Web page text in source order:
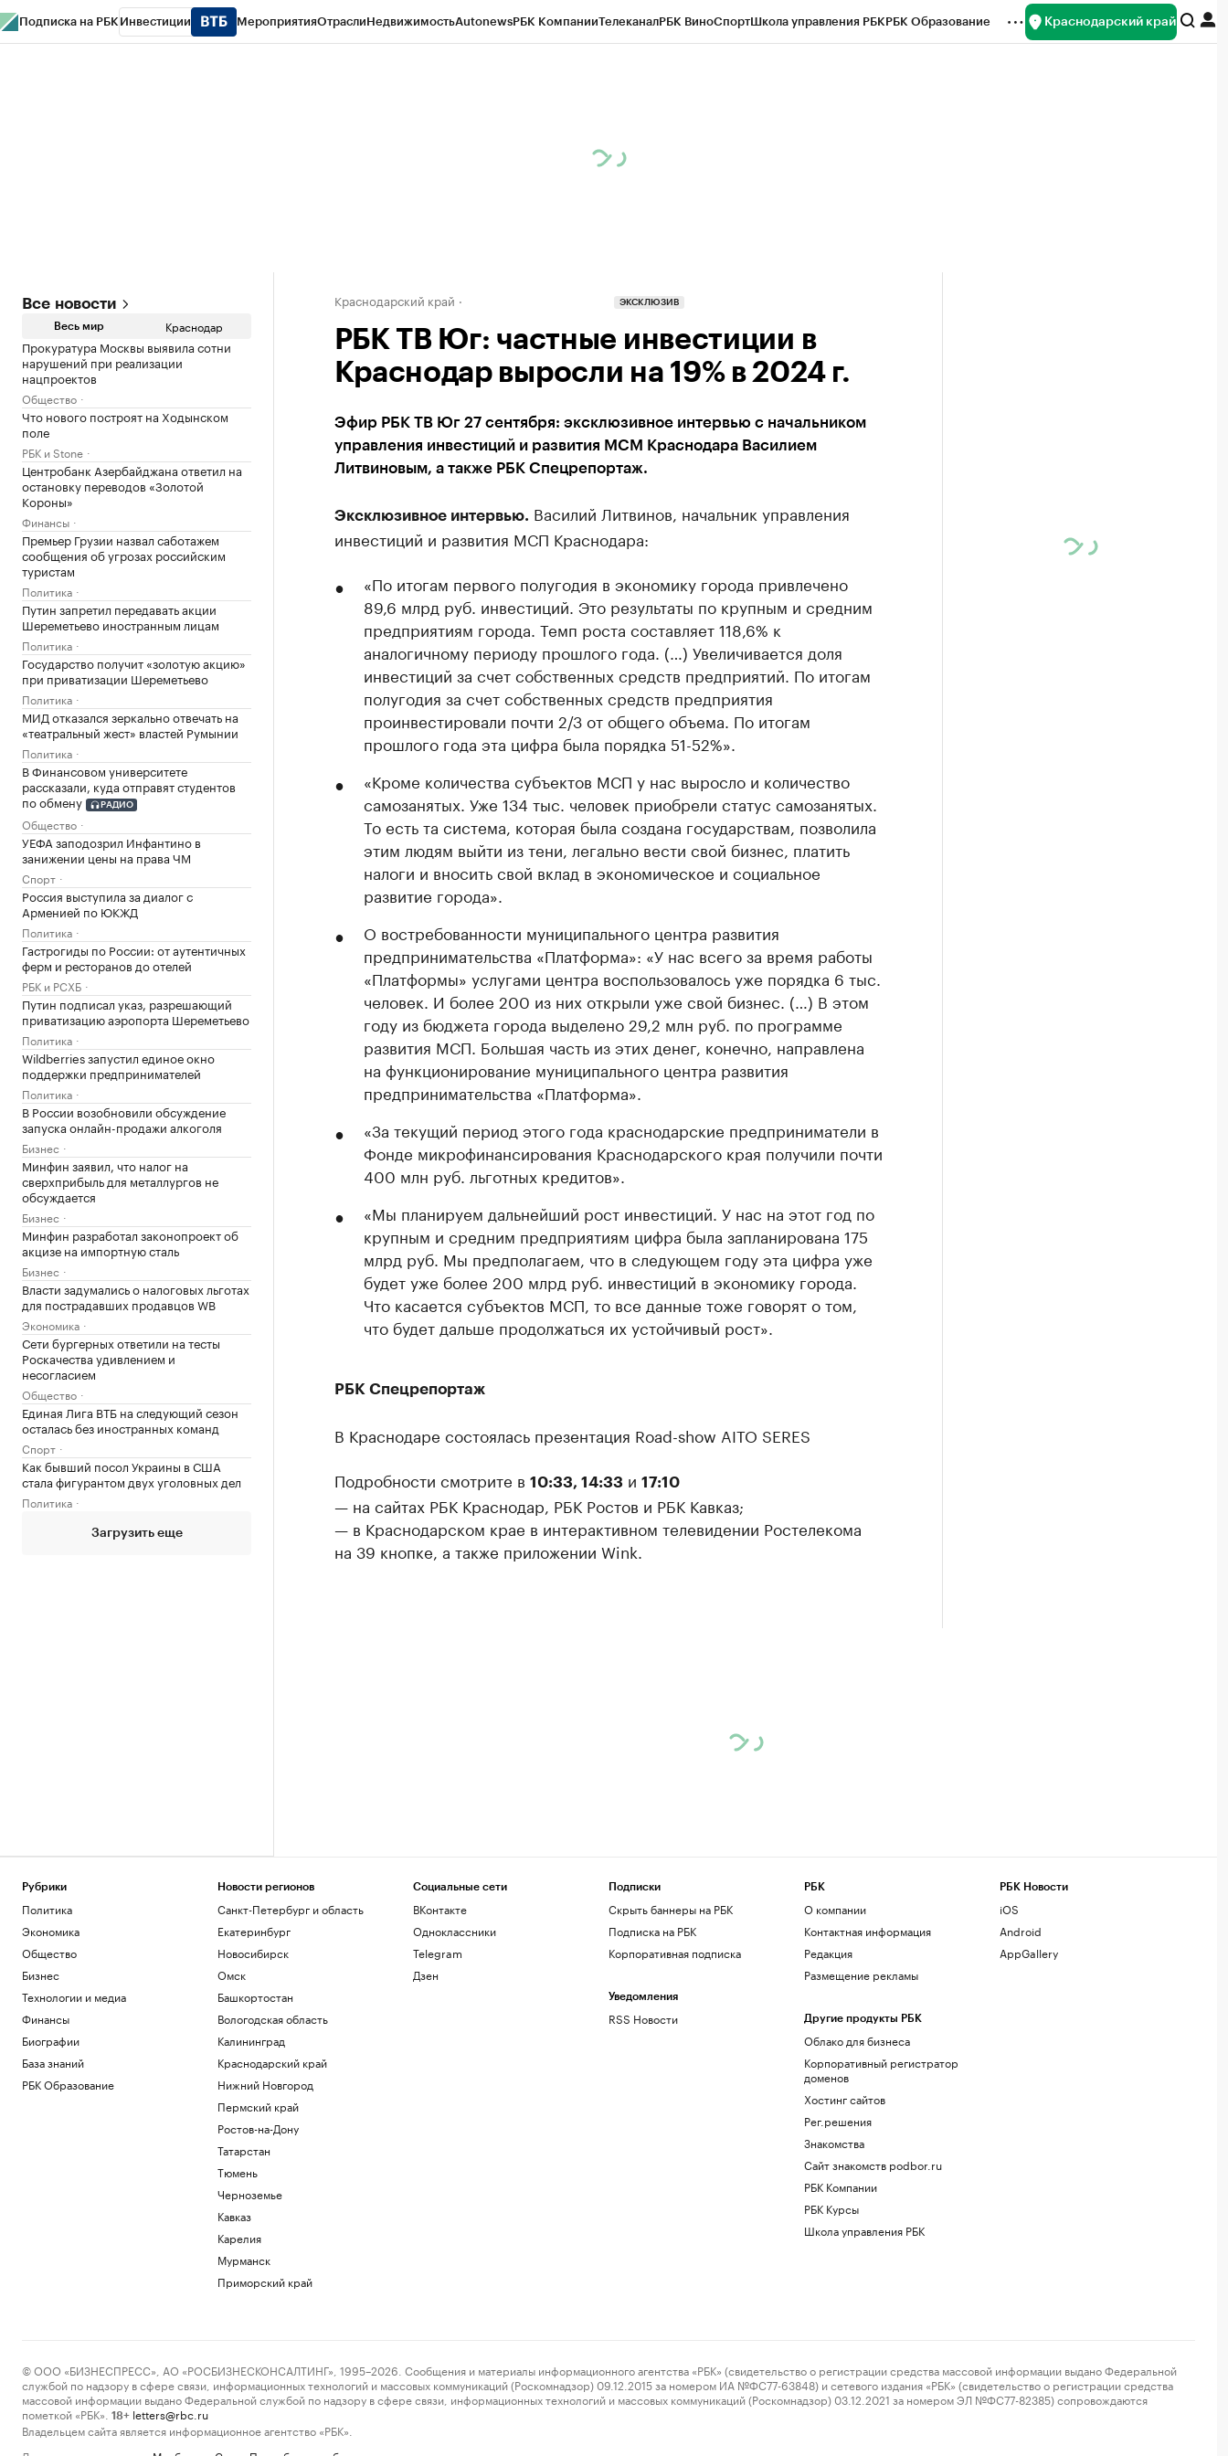
Подписка на РБК Инвестиции МероприятияОтраслиНедвижимостьAutonewsРБК КомпанииТелеканалРБК ВиноСпортШкола управления РБКРБК Образование Краснодарский край
Все новости
Весь мир Краснодар
Прокуратура Москвы выявила сотни
нарушений при реализации
нацпроектов
Общество
Что нового построят на Ходынском
поле
РБК и Stone
Центробанк Азербайджана ответил на
остановку переводов «Золотой
Короны»
Финансы
Премьер Грузии назвал саботажем
сообщения об угрозах российским
туристам
Политика
Путин запретил передавать акции
Шереметьево иностранным лицам
Политика
Государство получит «золотую акцию»
при приватизации Шереметьево
Политика
МИД отказался зеркально отвечать на
«театральный жест» властей Румынии
Политика
В Финансовом университете
рассказали, куда отправят студентов
по обмену
РАДИО
Общество
УЕФА заподозрил Инфантино в
занижении цены на права ЧМ
Спорт
Россия выступила за диалог с
Арменией по ЮКЖД
Политика
Гастрогиды по России: от аутентичных
ферм и ресторанов до отелей
РБК и РСХБ
Путин подписал указ, разрешающий
приватизацию аэропорта Шереметьево
Политика
Wildberries запустил единое окно
поддержки предпринимателей
Политика
В России возобновили обсуждение
запуска онлайн-продажи алкоголя
Бизнес
Минфин заявил, что налог на
сверхприбыль для металлургов не
обсуждается
Бизнес
Минфин разработал законопроект об
акцизе на импортную сталь
Бизнес
Власти задумались о налоговых льготах
для пострадавших продавцов WB
Экономика
Сети бургерных ответили на тесты
Роскачества удивлением и
несогласием
Общество
Единая Лига ВТБ на следующий сезон
осталась без иностранных команд
Спорт
Как бывший посол Украины в США
стала фигурантом двух уголовных дел
Политика
Загрузить еще
Краснодарский край ЭКСКЛЮЗИВ
РБК ТВ Юг: частные инвестиции в
Краснодар выросли на 19% в 2024 г.
Эфир РБК ТВ Юг 27 сентября: эксклюзивное интервью с начальником
управления инвестиций и развития МСМ Краснодара Василием
Литвиновым, а также РБК Спецрепортаж.
Эксклюзивное интервью. Василий Литвинов, начальник управления
инвестиций и развития МСП Краснодара:
«По итогам первого полугодия в экономику города привлечено
89,6 млрд руб. инвестиций. Это результаты по крупным и средним
предприятиям города. Темп роста составляет 118,6% к
аналогичному периоду прошлого года. (…) Увеличивается доля
инвестиций за счет собственных средств предприятий. По итогам
полугодия за счет собственных средств предприятия
проинвестировали почти 2/3 от общего объема. По итогам
прошлого года эта цифра была порядка 51-52%».
«Кроме количества субъектов МСП у нас выросло и количество
самозанятых. Уже 134 тыс. человек приобрели статус самозанятых.
То есть та система, которая была создана государствам, позволила
этим людям выйти из тени, легально вести свой бизнес, платить
налоги и вносить свой вклад в экономическое и социальное
развитие города».
О востребованности муниципального центра развития
предпринимательства «Платформа»: «У нас всего за время работы
«Платформы» услугами центра воспользовалось уже порядка 6 тыс.
человек. И более 200 из них открыли уже свой бизнес. (…) В этом
году из бюджета города выделено 29,2 млн руб. по программе
развития МСП. Большая часть из этих денег, конечно, направлена
на функционирование муниципального центра развития
предпринимательства «Платформа».
«За текущий период этого года краснодарские предприниматели в
Фонде микрофинансирования Краснодарского края получили почти
400 млн руб. льготных кредитов».
«Мы планируем дальнейший рост инвестиций. У нас на этот год по
крупным и средним предприятиям цифра была запланирована 175
млрд руб. Мы предполагаем, что в следующем году эта цифра уже
будет уже более 200 млрд руб. инвестиций в экономику города.
Что касается субъектов МСП, то все данные тоже говорят о том,
что будет дальше продолжаться их устойчивый рост».
РБК Спецрепортаж
В Краснодаре состоялась презентация Road-show AITO SERES
Подробности смотрите в 10:33, 14:33 и 17:10
— на сайтах РБК Краснодар, РБК Ростов и РБК Кавказ;
— в Краснодарском крае в интерактивном телевидении Ростелекома
на 39 кнопке, а также приложении Wink.
Рубрики
Политика
Экономика
Общество
Бизнес
Технологии и медиа
Финансы
Биографии
База знаний
РБК Образование
Новости регионов
Санкт-Петербург и область
Екатеринбург
Новосибирск
Омск
Башкортостан
Вологодская область
Калининград
Краснодарский край
Нижний Новгород
Пермский край
Ростов-на-Дону
Татарстан
Тюмень
Черноземье
Кавказ
Карелия
Мурманск
Приморский край
Социальные сети
ВКонтакте
Одноклассники
Telegram
Дзен
Подписки
Скрыть баннеры на РБК
Подписка на РБК
Корпоративная подписка
Уведомления
RSS Новости
РБК
О компании
Контактная информация
Редакция
Размещение рекламы
Другие продукты РБК
Облако для бизнеса
Корпоративный регистратор
доменов
Хостинг сайтов
Рег.решения
Знакомства
Сайт знакомств podbor.ru
РБК Компании
РБК Курсы
Школа управления РБК
РБК Новости
iOS
Android
AppGallery
© ООО «БИЗНЕСПРЕСС», АО «РОСБИЗНЕСКОНСАЛТИНГ», 1995–2026. Сообщения и материалы информационного агентства «РБК» (свидетельство о регистрации средства массовой информации выдано Федеральной
службой по надзору в сфере связи, информационных технологий и массовых коммуникаций (Роскомнадзор) 09.12.2015 за номером ИА №ФС77-63848) и сетевого издания «РБК» (свидетельство о регистрации средства
массовой информации выдано Федеральной службой по надзору в сфере связи, информационных технологий и массовых коммуникаций (Роскомнадзор) 03.12.2021 за номером ЭЛ №ФС77-82385) сопровождаются
пометкой «РБК».
18+ letters@rbc.ru
Владельцем сайта является информационное агентство «РБК».